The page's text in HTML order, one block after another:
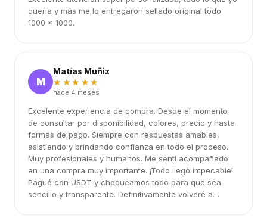
quería y más me lo entregaron sellado original todo
1000 x 1000.
M
Matías Muñiz
★★★★★
hace 4 meses
Excelente experiencia de compra. Desde el momento
de consultar por disponibilidad, colores, precio y hasta
formas de pago. Siempre con respuestas amables,
asistiendo y brindando confianza en todo el proceso.
Muy profesionales y humanos. Me sentí acompañado
en una compra muy importante. ¡Todo llegó impecable!
Pagué con USDT y chequeamos todo para que sea
sencillo y transparente. Definitivamente volveré a